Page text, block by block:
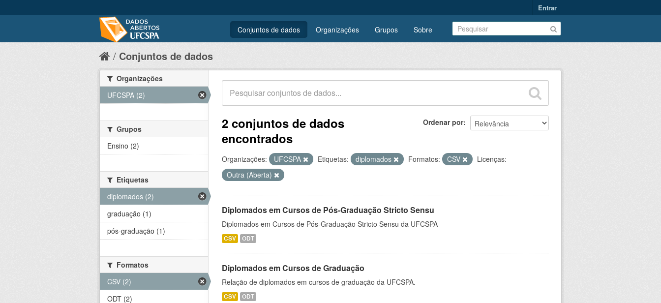
Entrar
Conjuntos de dados Organizações Grupos Sobre
Conjuntos de dados
Ordenar por
2 conjuntos de dados
encontrados
Organizações: UFCSPA Etiquetas: diplomados Formatos: CSV
Licenças:
Outra (Aberta)
Diplomados em Cursos de Pós-Graduação Stricto Sensu
Diplomados em Cursos de Pós-Graduação Stricto Sensu da UFCSPA
CSV ODT
Diplomados em Cursos de Graduação
Relação de diplomados em cursos de graduação da UFCSPA.
CSV ODT
Organizações
UFCSPA (2)
Grupos
Ensino (2)
Etiquetas
diplomados (2)
graduação (1)
pós-graduação (1)
Formatos
CSV (2)
ODT (2)